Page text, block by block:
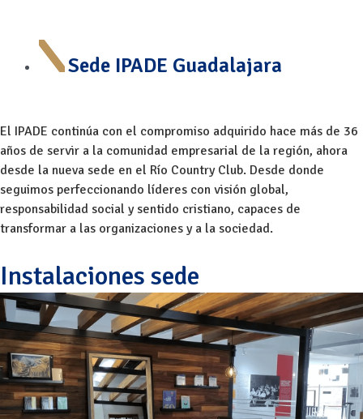
Sede IPADE Guadalajara
El IPADE continúa con el compromiso adquirido hace más de 36
años de servir a la comunidad empresarial de la región, ahora
desde la nueva sede en el Río Country Club. Desde donde
seguimos perfeccionando líderes con visión global,
responsabilidad social y sentido cristiano, capaces de
transformar a las organizaciones y a la sociedad.
Instalaciones sede